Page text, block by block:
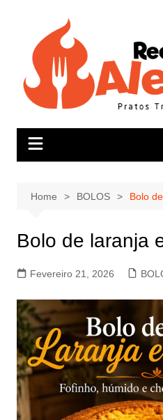
Home BOLOS Bolo
Bolo de laranja
Fevereiro 21, 2026